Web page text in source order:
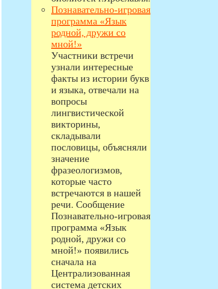
Познавательно-игровая
программа «Язык
родной, дружи со
мной!»
Участники встречи
узнали интересные
факты из истории букв
и языка, отвечали на
вопросы
лингвистической
викторины,
складывали
пословицы, объясняли
значение
фразеологизмов,
которые часто
встречаются в нашей
речи. Сообщение
Познавательно-игровая
программа «Язык
родной, дружи со
мной!» появились
сначала на
Централизованная
система детских